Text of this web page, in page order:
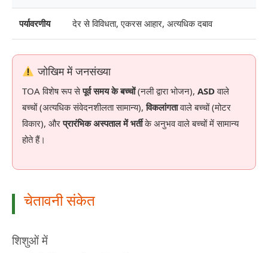
पर्यावरणीय देर से विविधता, एकरस आहार, अत्यधिक दबाव
जोखिम में जनसंख्या
TOA विशेष रूप सेपूर्व समय के बच्चों(नली द्वारा भोजन), ASDवाले
बच्चों (अत्यधिक संवेदनशीलता सामान्य),विकलांगतावाले बच्चों (मोटर
विकार), औरप्रारंभिक अस्पताल में भर्तीके अनुभव वाले बच्चों में सामान्य
होते हैं।
चेतावनी संकेत
शिशुओं में